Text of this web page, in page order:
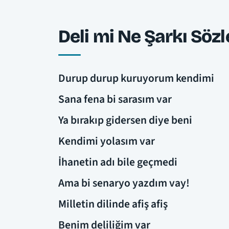
Deli mi Ne Şarkı
Durup durup kuruyorum kendimi
Sana fena bi sarasım var
Ya bırakıp gidersen diye beni
Kendimi yolasım var
İhanetin adı bile geçmedi
Ama bi senaryo yazdım vay!
Milletin dilinde afiş afiş
Benim deliliğim var